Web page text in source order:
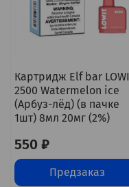
Картридж Elf bar
2500 Watermelon ice
(Арбуз-лёд) (в пачке
1шт) 8мл 20мг (2%)
550 ₽
Предзаказ